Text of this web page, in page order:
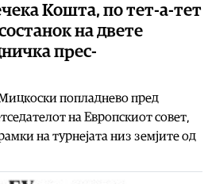
Кошта, по тет-а-тет
на двете
прес-
попладнево пред
на Европскиот совет,
на турнејата низ земјите од